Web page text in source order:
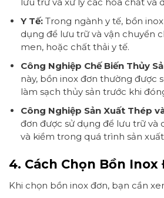
Y Tế:Trong ngành y tế, bồn
dụng để lưu trữ và vận chuyển
men, hoặc chất thải y tế.
Công Nghiệp Chế Biến Thủy
này, bồn inox đơn thường được
làm sạch thủy sản trước khi
Công Nghiệp Sản Xuất Thép
đơn được sử dụng để lưu trữ và
và kiềm trong quá trình sản
4. Cách Chọn Bồn
Khi chọn bồn inox đơn, bạn cần